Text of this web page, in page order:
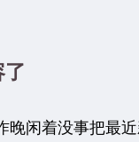
晚闲着没事把